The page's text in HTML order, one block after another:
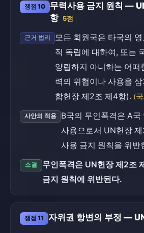
쟁점 10
무력사용 금지 원칙 —
항 5점
근거 법리
모든 회원국은 타국의
적 독립에 대하여, 또는
양립하지 아니하는 어떠
력의 위협이나 사용을
합헌장 제2조 제4항). (
사안의 적용
B국의 무인폭격은 A국
사용으로서 UN헌장
사용 금지 원칙을 위반
소결
무인폭격은 UN헌장 제2조
금지 원칙에 위반된다.
쟁점 11 자위권 항변의 부정 —